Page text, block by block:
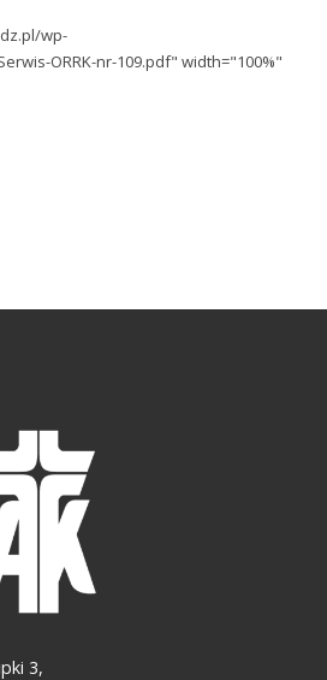
wp-
ORRK-nr-109.pdf" width="100%"
3,